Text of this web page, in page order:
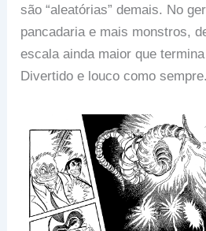
são “aleatórias” demais. No
pancadaria e mais monstros,
escala ainda maior que
Divertido e louco como sempre.